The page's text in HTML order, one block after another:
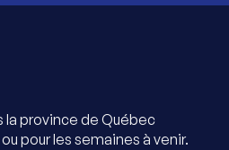
la province de Québec
pour les semaines à venir.